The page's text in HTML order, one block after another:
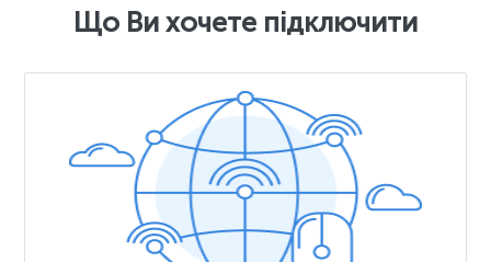
Що Ви хочете підключити